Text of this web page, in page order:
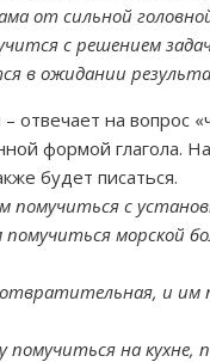
от сильной
с решением
в ожидании
– отвечает на вопрос
формой глагола.
будет писаться.
помучиться с
морской
и им
помучиться на кухне,